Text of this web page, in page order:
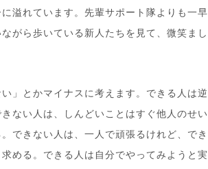
溢れています。先輩サポート隊よりも一早
がら歩いている新人たちを見て、微笑まし
」とかマイナスに考えます。できる人は逆
ない人は、しんどいことはすぐ他人のせい
できない人は、一人で頑張るけれど、でき
める。できる人は自分でやってみようと実